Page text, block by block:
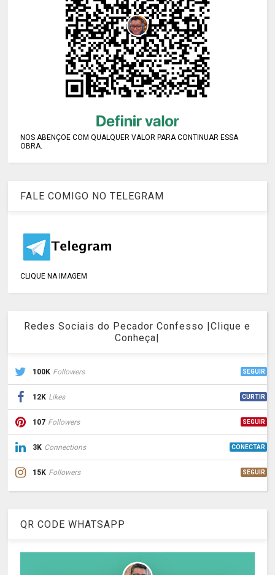
NOS ABENÇOE COM QUALQUER VALOR PARA CONTINUAR ESSA
OBRA.
FALE COMIGO NO TELEGRAM
CLIQUE NA IMAGEM
Redes Sociais do Pecador Confesso |Clique e
Conheça|
100K Followers SEGUIR
12K Likes CURTIR
107 Followers SEGUIR
3K Connections CONECTAR
15K Followers SEGUIR
QR CODE WHATSAPP